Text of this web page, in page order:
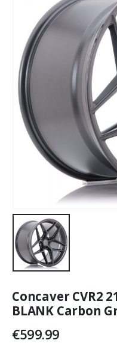
Concaver CVR2
BLANK Carbon
€599.99